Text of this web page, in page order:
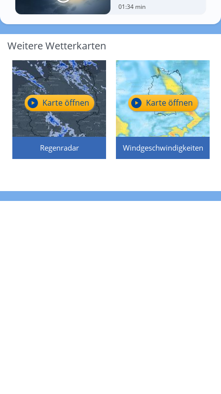
Mittwoch?
01:34 min
Weitere Wetterkarten
Regenradar
Karte öffnen
Windgeschwindigkeiten
Karte öffnen